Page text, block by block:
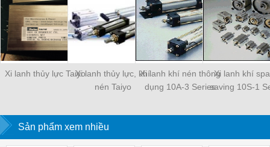
Xi lanh thủy lực TaiyoXi lanh thủy lực, khí
nén Taiyo
Xi lanh khí nén thông
dụng 10A-3 Series
Xi lanh khí
saving 10S-1
Sản phẩm xem nhiều